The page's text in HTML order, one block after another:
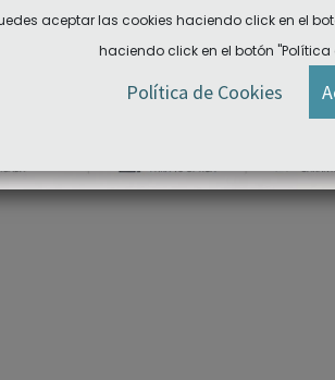
aceptar las cookies haciendo click en el
haciendo click en el botón "Política
Política de Cookies